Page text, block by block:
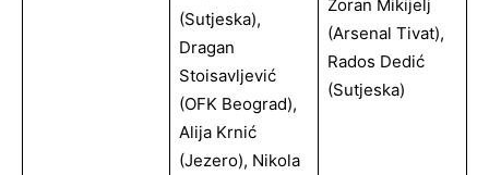
(Sutjeska),
Dragan
Stoisavljević
(OFK Beograd),
Alija Krnić
(Jezero), Nikola
Zoran Mikijelj
(Arsenal Tivat),
Rados Dedić
(Sutjeska)